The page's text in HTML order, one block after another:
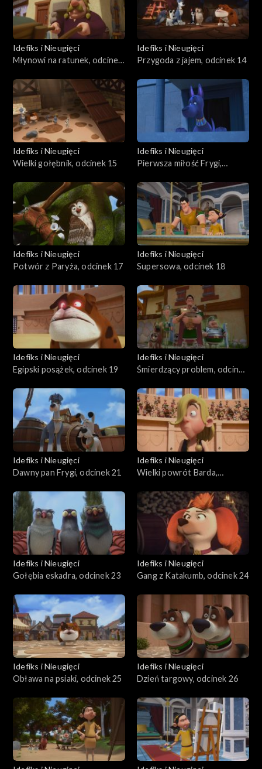
Idefiks i Nieugięci
Młynowi na ratunek, odcinek
Idefiks i Nieugięci
Przygoda z jajem, odcinek 14
Idefiks i Nieugięci
Wielki gołębnik, odcinek 15
Idefiks i Nieugięci
Pierwsza miłość Frygi,
Idefiks i Nieugięci
Potwór z Paryża, odcinek 17
Idefiks i Nieugięci
Supersowa, odcinek 18
Idefiks i Nieugięci
Egipski posążek, odcinek 19
Idefiks i Nieugięci
Śmierdzący problem, odcinek
Idefiks i Nieugięci
Dawny pan Frygi, odcinek 21
Idefiks i Nieugięci
Wielki powrót Barda,
Idefiks i Nieugięci
Gołębia eskadra, odcinek 23
Idefiks i Nieugięci
Gang z Katakumb, odcinek 24
Idefiks i Nieugięci
Obława na psiaki, odcinek 25
Idefiks i Nieugięci
Dzień targowy, odcinek 26